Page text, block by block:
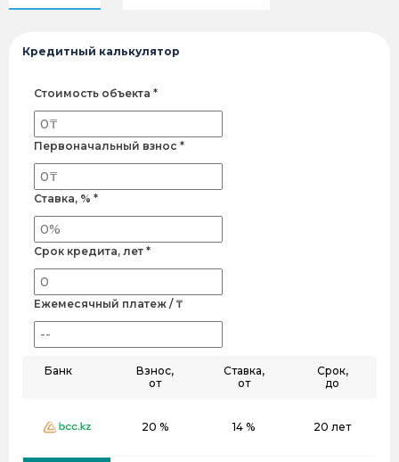
Кредитный калькулятор
Стоимость объекта *
Первоначальный взнос *
Ставка, % *
Срок кредита, лет *
Ежемесячный платеж / ₸
Банк
Взнос,
от
Ставка,
от
Срок,
до
20 % 14 % 20 лет